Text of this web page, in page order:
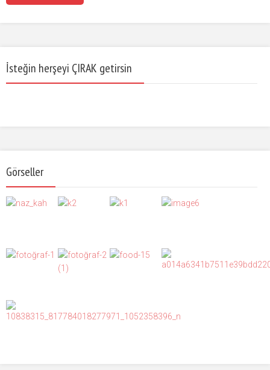
İsteğin herşeyi ÇIRAK getirsin
Görseller